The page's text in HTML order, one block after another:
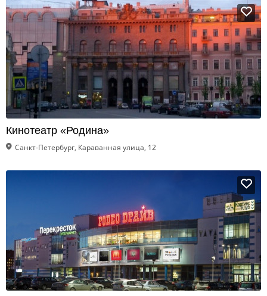
Кинотеатр «Родина»
Санкт-Петербург, Караванная улица, 12